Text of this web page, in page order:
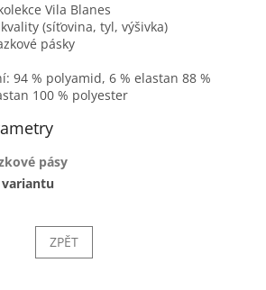
Vila Blanes
(síťovina, tyl, výšivka)
pásky
94 % polyamid, 6 % elastan 88 %
100 % polyester
pásy
ZPĚT